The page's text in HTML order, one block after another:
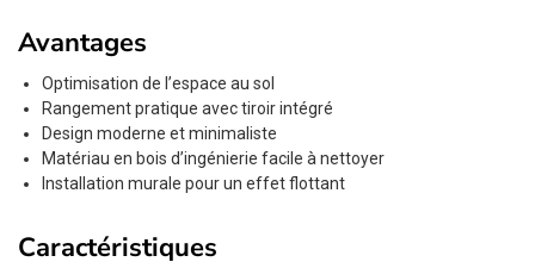
Avantages
Optimisation de l’espace au sol
Rangement pratique avec tiroir intégré
Design moderne et minimaliste
Matériau en bois d’ingénierie facile à nettoyer
Installation murale pour un effet flottant
Caractéristiques